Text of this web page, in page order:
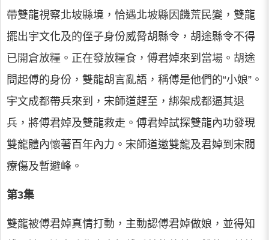
帶雙龍視察北坡縣境，恰遇北坡縣因饑荒民變，雙龍
擺出宇文化及的侄子身份威脅胡縣令，胡途縣令不得
已開倉放糧。正在發放糧食，傅君婥來到當場。胡途
問起傅的身份，雙龍胡言亂語，稱傅是他們的“小娘”。
宇文成都帶兵來到，宋師道趕至，綁架成都逼其退
兵，將傅君婥及雙龍救走。傅君婥試探雙龍內功發現
雙龍體內懷著百年內力。宋師道邀雙龍及君婥到宋閥
療傷及暫避峰。
第3集
雙龍被傅君婥真情打動，主動認傅君婥做娘，並得知